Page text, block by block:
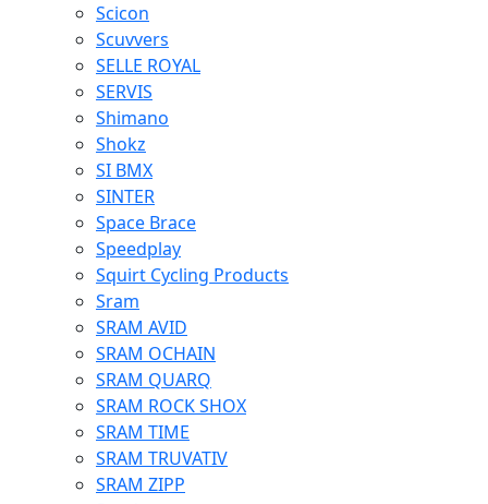
Scicon
Scuvvers
SELLE ROYAL
SERVIS
Shimano
Shokz
SI BMX
SINTER
Space Brace
Speedplay
Squirt Cycling Products
Sram
SRAM AVID
SRAM OCHAIN
SRAM QUARQ
SRAM ROCK SHOX
SRAM TIME
SRAM TRUVATIV
SRAM ZIPP